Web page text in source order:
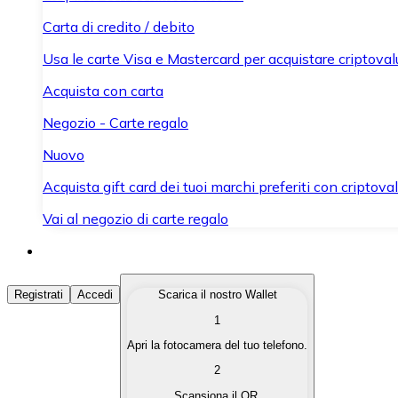
Carta di credito / debito
Usa le carte Visa e Mastercard per acquistare
Acquista con carta
Negozio - Carte regalo
Nuovo
Acquista gift card dei tuoi marchi preferiti con
Vai al negozio di carte regalo
Acquista Criptovalute
Acquista le criptovalute che ti interessano in modo
Converti le tue criptovalute in valuta fiat quando ne hai
Registrati Accedi
Scarica il nostro Wallet
1
Apri la fotocamera del tuo telefono.
2